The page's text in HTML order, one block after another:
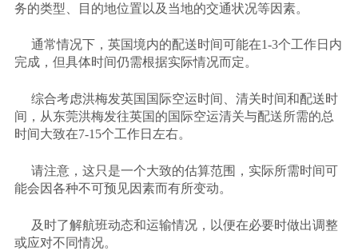
务的类型、目的地位置以及当地的交通状况等因素。
通常情况下，英国境内的配送时间可能在1-3个工作日内
完成，但具体时间仍需根据实际情况而定。
综合考虑洪梅发英国国际空运时间、清关时间和配送时
间，从东莞洪梅发往英国的国际空运清关与配送所需的总
时间大致在7-15个工作日左右。
请注意，这只是一个大致的估算范围，实际所需时间可
能会因各种不可预见因素而有所变动。
及时了解航班动态和运输情况，以便在必要时做出调整
或应对不同情况。